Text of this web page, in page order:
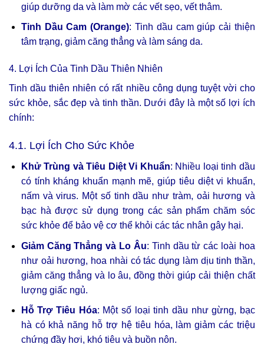
giúp dưỡng da và làm mờ các vết sẹo, vết thâm.
Tinh Dầu Cam (Orange): Tinh dầu cam giúp cải thiện
tâm trạng, giảm căng thẳng và làm sáng da.
4. Lợi Ích Của Tinh Dầu Thiên Nhiên
Tinh dầu thiên nhiên có rất nhiều công dụng tuyệt vời cho
sức khỏe, sắc đẹp và tinh thần. Dưới đây là một số lợi ích
chính:
4.1. Lợi Ích Cho Sức Khỏe
Khử Trùng và Tiêu Diệt Vi Khuẩn: Nhiều loại tinh dầu
có tính kháng khuẩn mạnh mẽ, giúp tiêu diệt vi khuẩn,
nấm và virus. Một số tinh dầu như tràm, oải hương và
bạc hà được sử dụng trong các sản phẩm chăm sóc
sức khỏe để bảo vệ cơ thể khỏi các tác nhân gây hại.
Giảm Căng Thẳng và Lo Âu: Tinh dầu từ các loài hoa
như oải hương, hoa nhài có tác dụng làm dịu tinh thần,
giảm căng thẳng và lo âu, đồng thời giúp cải thiện chất
lượng giấc ngủ.
Hỗ Trợ Tiêu Hóa: Một số loại tinh dầu như gừng, bạc
hà có khả năng hỗ trợ hệ tiêu hóa, làm giảm các triệu
chứng đầy hơi, khó tiêu và buồn nôn.